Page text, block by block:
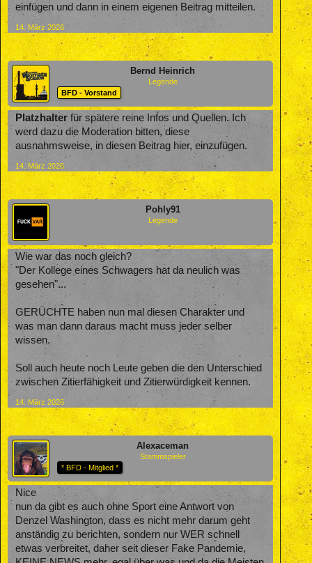
einfügen und dann in einem eigenen Beitrag mitteilen.
14. März 2026
Bernd Heinrich
Legende
BFD - Vorstand
Platzhalter für spätere reine Infos und Quellen. Ich
werd dazu die Moderation bitten, diese
ausnahmsweise, in diesen Beitrag hier, einzufügen.
14. März 2026
Pohly91
Legende
Wie war das noch gleich?
"Der Kollege eines Schwagers hat da neulich was
gesehen"...
GERÜCHTE haben nun mal diesen Charakter und
was man dann daraus macht muss jeder selber
wissen.
Soll auch heute noch Leute geben die den Unterschied
zwischen Zitierfähigkeit und Zitierwürdigkeit kennen.
14. März 2026
Alexaceman
Stammspieler
* BFD - Mitglied *
Nice
nun da gibt es auch ohne Sport eine Antwort von
Denzel Washington, dass es nicht mehr darum geht
anständig zu berichten, sondern nur WER schnell
etwas verbreitet, daher seit dieser Fake Pandemie,